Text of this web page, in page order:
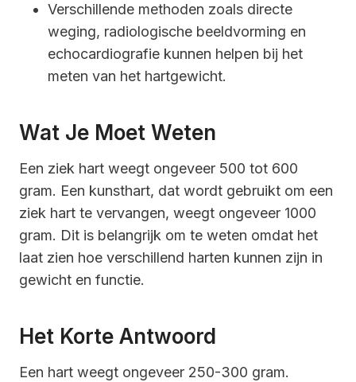
Verschillende methoden zoals directe
weging, radiologische beeldvorming en
echocardiografie kunnen helpen bij het
meten van het hartgewicht.
Wat Je Moet Weten
Een ziek hart weegt ongeveer 500 tot 600
gram. Een kunsthart, dat wordt gebruikt om een
ziek hart te vervangen, weegt ongeveer 1000
gram. Dit is belangrijk om te weten omdat het
laat zien hoe verschillend harten kunnen zijn in
gewicht en functie.
Het Korte Antwoord
Een hart weegt ongeveer 250-300 gram.